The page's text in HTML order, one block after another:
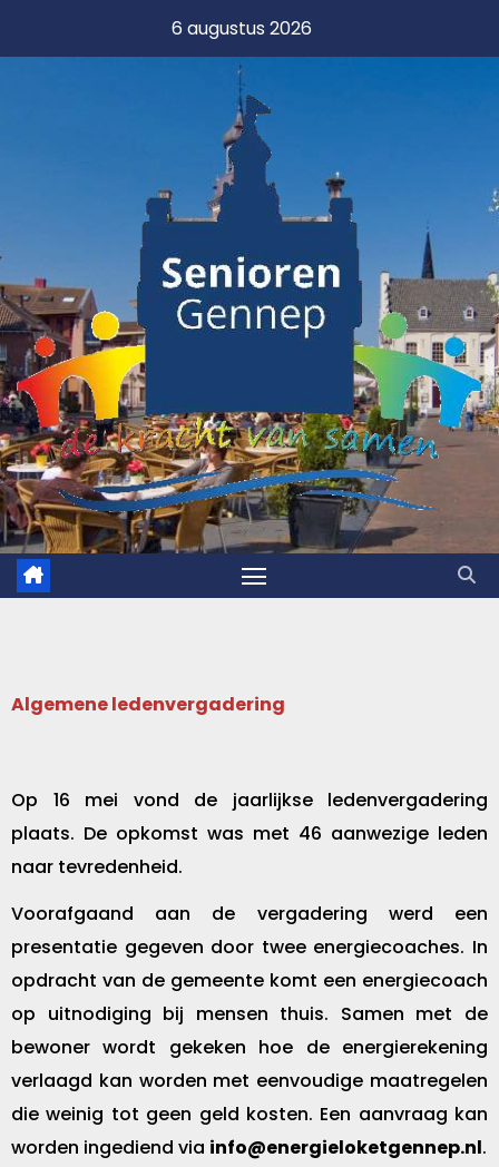
6 augustus 2026
Algemene ledenvergadering
Op 16 mei vond de jaarlijkse ledenvergadering
plaats. De opkomst was met 46 aanwezige leden
naar tevredenheid.
Voorafgaand aan de vergadering werd een
presentatie gegeven door twee energiecoaches. In
opdracht van de gemeente komt een energiecoach
op uitnodiging bij mensen thuis. Samen met de
bewoner wordt gekeken hoe de energierekening
verlaagd kan worden met eenvoudige maatregelen
die weinig tot geen geld kosten. Een aanvraag kan
worden ingediend via info@energieloketgennep.nl.